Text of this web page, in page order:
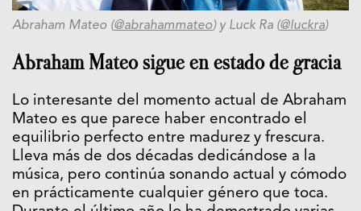
Abraham Mateo (@abrahammateo) y Luck Ra (@luckra)
Abraham Mateo sigue en estado de gracia
Lo interesante del momento actual de Abraham
Mateo es que parece haber encontrado el
equilibrio perfecto entre madurez y frescura.
Lleva más de dos décadas dedicándose a la
música, pero continúa sonando actual y cómodo
en prácticamente cualquier género que toca.